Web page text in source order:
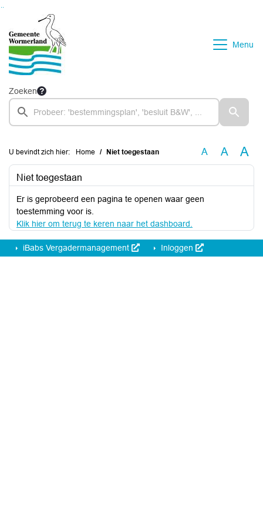
Ga naar de inhoud van deze pagina
Ga naar het zoeken
Ga naar het menu
Menu
Zoeken
U bevindt zich hier: Home Niet toegestaan A A A
Niet toegestaan
Er is geprobeerd een pagina te openen waar geen
toestemming voor is.
Klik hier om terug te keren naar het dashboard.
iBabs Vergadermanagement Inloggen